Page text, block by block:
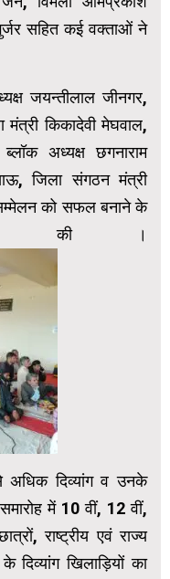
सहित कई वक्ताओं ने
जयन्तीलाल जीनगर,
मंत्री किकादेवी मेघवाल,
अध्यक्ष छगनाराम
जिला संगठन मंत्री
सम्मेलन को सफल बनाने के
की ।
दिव्यांग व उनके
में 10 वीं, 12 वीं,
राष्ट्रीय एवं राज्य
खिलाड़ियों का